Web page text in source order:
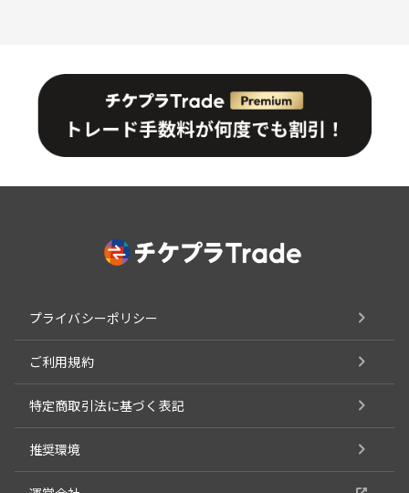
プライバシーポリシー
ご利用規約
特定商取引法に基づく表記
推奨環境